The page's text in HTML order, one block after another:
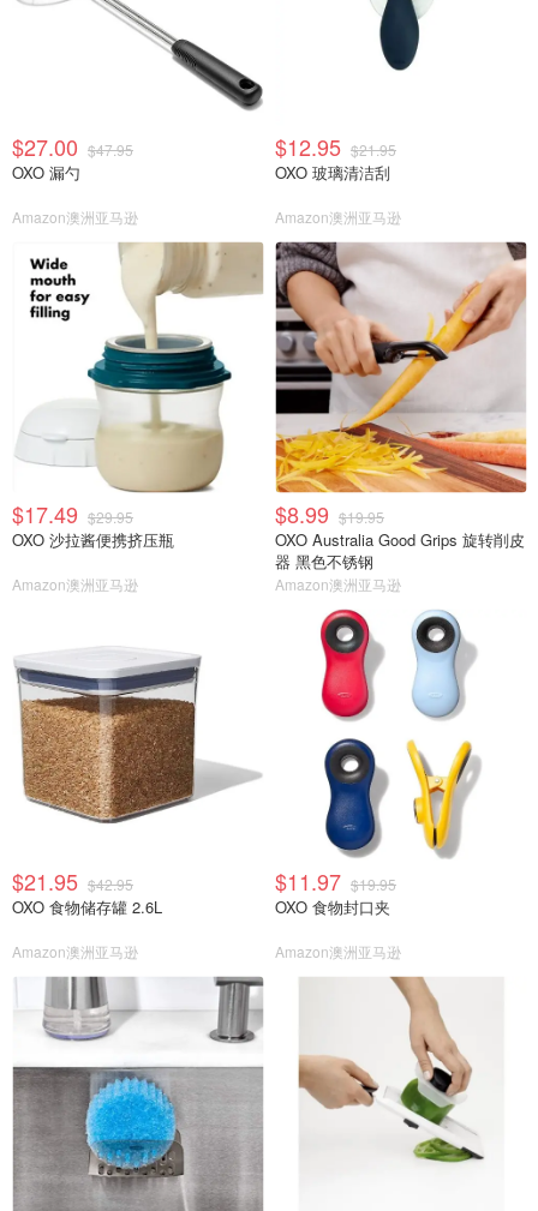
$27.00 $47.95
OXO 漏勺
Amazon澳洲亚马逊
$12.95 $21.95
OXO 玻璃清洁刮
Amazon澳洲亚马逊
$17.49 $29.95
OXO 沙拉酱便携挤压瓶
Amazon澳洲亚马逊
$8.99 $19.95
OXO Australia Good Grips 旋转削皮
器 黑色不锈钢
Amazon澳洲亚马逊
$21.95 $42.95
OXO 食物储存罐 2.6L
Amazon澳洲亚马逊
$11.97 $19.95
OXO 食物封口夹
Amazon澳洲亚马逊